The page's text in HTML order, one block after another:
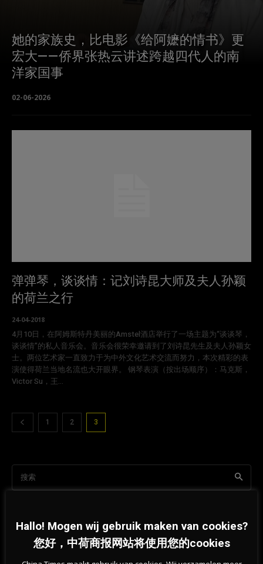
她的家族史，比电影《给阿嬷的情书》更
宏大——侨界张热云讲述跨越四代人的南
洋家国事
02-06-2026
弹弹琴，谈谈情：记刘诗昆大师及夫人孙颖
的荷兰之行
24-04-2018
4月10日，在阿姆斯特丹美丽的Amstel酒店举行了一场主题为“谈谈琴，
谈谈情”的私人音乐会。音乐会很荣幸邀请到了刘诗昆先生及夫人孙颖女
士。两位艺术家一直致力于为中外文化艺术交流而努力，本次精彩的表
演使得荷兰当地名流也大开眼界。 钢琴表演（按出场顺序）：马克斯，
Victor Su，王...
1 2 3
搜索
最新的文章
Hallo! Mogen wij gebruik maken van cookies?
您好，中荷商报网站将使用您的cookies